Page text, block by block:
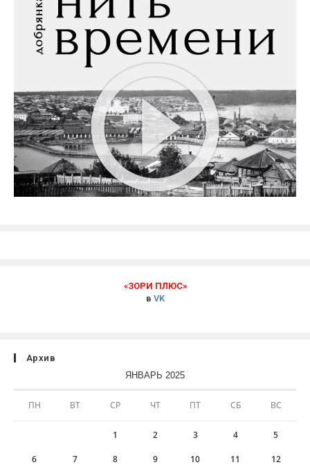
«ЗОРИ ПЛЮС»
в VK
Архив
ЯНВАРЬ 2025
ПН ВТ СР ЧТ ПТ СБ ВС
1 2 3 4 5
6 7 8 9 10 11 12